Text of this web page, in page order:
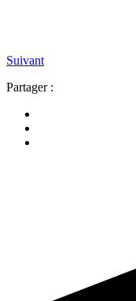
Suivant
Partager :